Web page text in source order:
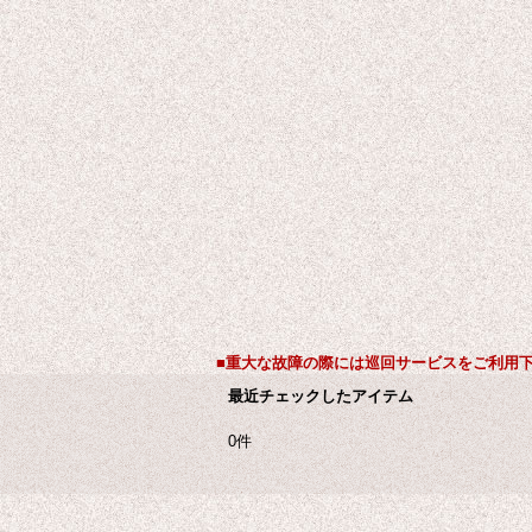
■重大な故障の際には巡回サービスをご利用
最近チェックしたアイテム
0件